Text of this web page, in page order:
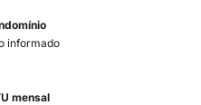
informado
mensal